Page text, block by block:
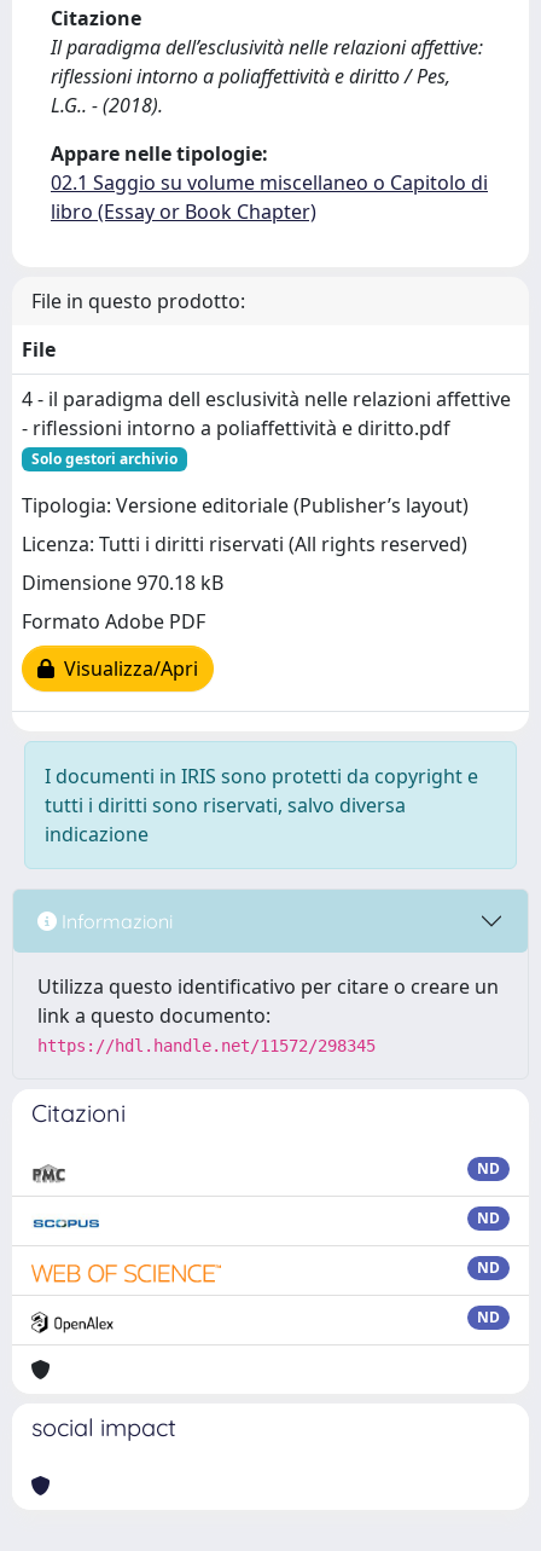
Citazione
Il paradigma dell’esclusività nelle relazioni affettive:
riflessioni intorno a poliaffettività e diritto / Pes,
L.G.. - (2018).
Appare nelle tipologie:
02.1 Saggio su volume miscellaneo o Capitolo di
libro (Essay or Book Chapter)
File in questo prodotto:
File
4 - il paradigma dell esclusività nelle relazioni affettive
- riflessioni intorno a poliaffettività e diritto.pdf
Solo gestori archivio
Tipologia: Versione editoriale (Publisher’s layout)
Licenza: Tutti i diritti riservati (All rights reserved)
Dimensione 970.18 kB
Formato Adobe PDF
Visualizza/Apri
I documenti in IRIS sono protetti da copyright e
tutti i diritti sono riservati, salvo diversa
indicazione
Informazioni
Utilizza questo identificativo per citare o creare un
link a questo documento:
https://hdl.handle.net/11572/298345
Citazioni
ND
ND
ND
ND
social impact